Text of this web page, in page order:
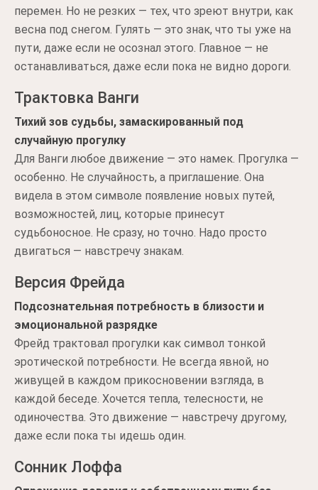
перемен. Но не резких — тех, что зреют внутри, как
весна под снегом. Гулять — это знак, что ты уже на
пути, даже если не осознал этого. Главное — не
останавливаться, даже если пока не видно дороги.
Трактовка Ванги
Тихий зов судьбы, замаскированный под
случайную прогулку
Для Ванги любое движение — это намек. Прогулка —
особенно. Не случайность, а приглашение. Она
видела в этом символе появление новых путей,
возможностей, лиц, которые принесут
судьбоносное. Не сразу, но точно. Надо просто
двигаться — навстречу знакам.
Версия Фрейда
Подсознательная потребность в близости и
эмоциональной разрядке
Фрейд трактовал прогулки как символ тонкой
эротической потребности. Не всегда явной, но
живущей в каждом прикосновении взгляда, в
каждой беседе. Хочется тепла, телесности, не
одиночества. Это движение — навстречу другому,
даже если пока ты идешь один.
Сонник Лоффа